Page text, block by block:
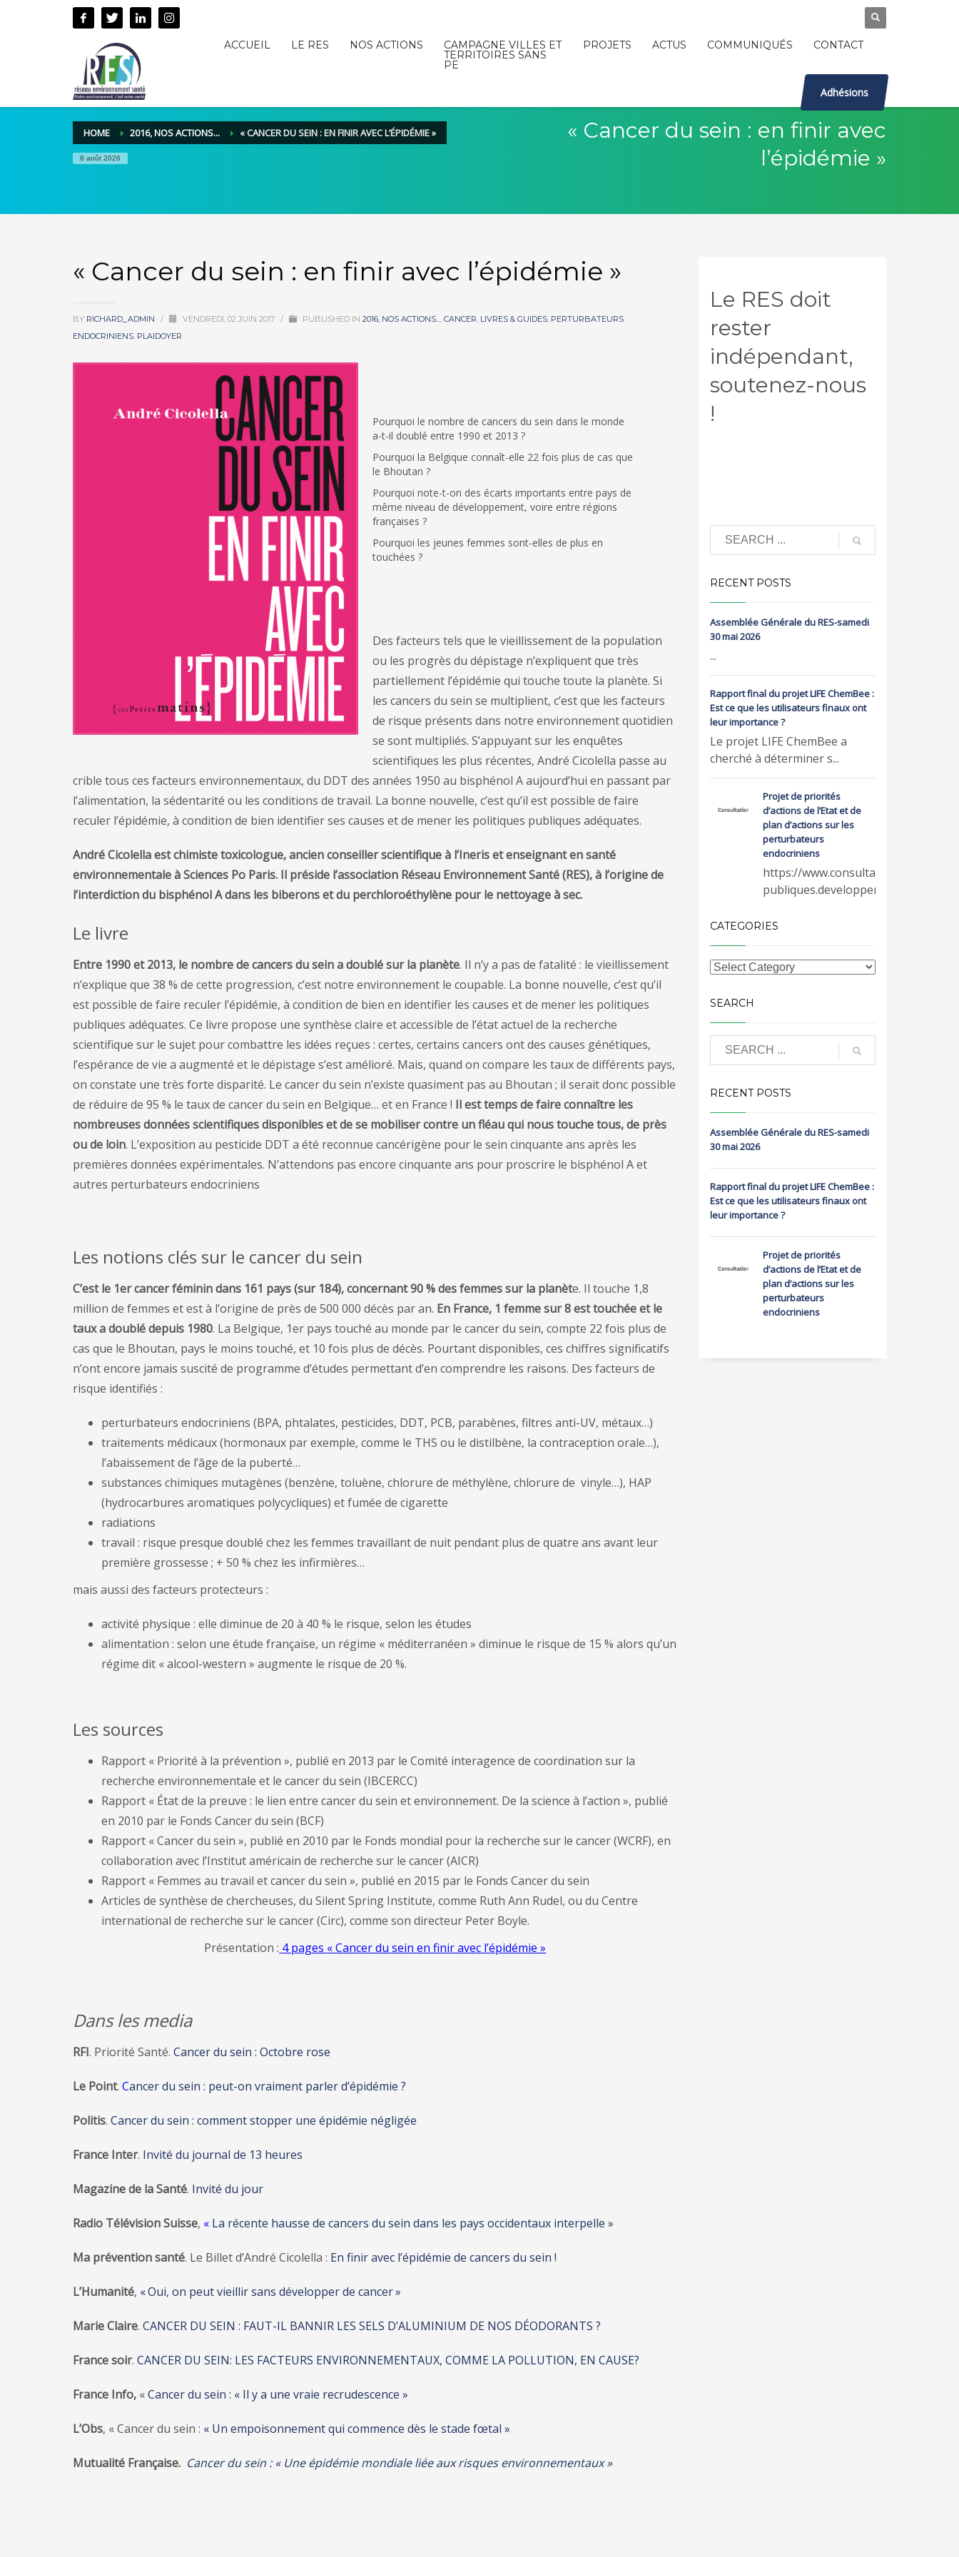
ACCUEIL LE RES NOS ACTIONS CAMPAGNE VILLES ET
TERRITOIRES SANS
PE
PROJETS ACTUS COMMUNIQUÉS CONTACT
Adhésions
HOME 2016, NOS ACTIONS... « CANCER DU SEIN : EN FINIR AVEC L’ÉPIDÉMIE »
8 août 2026
« Cancer du sein : en finir avec
l’épidémie »
« Cancer du sein : en finir avec l’épidémie »
BY RICHARD_ADMIN / VENDREDI, 02 JUIN 2017 / PUBLISHED IN 2016, NOS ACTIONS..., CANCER, LIVRES & GUIDES, PERTURBATEURS
ENDOCRINIENS, PLAIDOYER
Pourquoi le nombre de cancers du sein dans le monde
a-t-il doublé entre 1990 et 2013 ?
Pourquoi la Belgique connaît-elle 22 fois plus de cas que
le Bhoutan ?
Pourquoi note-t-on des écarts importants entre pays de
même niveau de développement, voire entre régions
françaises ?
Pourquoi les jeunes femmes sont-elles de plus en
touchées ?
Des facteurs tels que le vieillissement de la population
ou les progrès du dépistage n’expliquent que très
partiellement l’épidémie qui touche toute la planète. Si
les cancers du sein se multiplient, c’est que les facteurs
de risque présents dans notre environnement quotidien
se sont multipliés. S’appuyant sur les enquêtes
scientifiques les plus récentes, André Cicolella passe au
crible tous ces facteurs environnementaux, du DDT des années 1950 au bisphénol A aujourd’hui en passant par
l’alimentation, la sédentarité ou les conditions de travail. La bonne nouvelle, c’est qu’il est possible de faire
reculer l’épidémie, à condition de bien identifier ses causes et de mener les politiques publiques adéquates.
André Cicolella est chimiste toxicologue, ancien conseiller scientifique à l’Ineris et enseignant en santé
environnementale à Sciences Po Paris. Il préside l’association Réseau Environnement Santé (RES), à l’origine de
l’interdiction du bisphénol A dans les biberons et du perchloroéthylène pour le nettoyage à sec.
Le livre
Entre 1990 et 2013, le nombre de cancers du sein a doublé sur la planète. Il n’y a pas de fatalité : le vieillissement
n’explique que 38 % de cette progression, c’est notre environnement le coupable. La bonne nouvelle, c’est qu’il
est possible de faire reculer l’épidémie, à condition de bien en identifier les causes et de mener les politiques
publiques adéquates. Ce livre propose une synthèse claire et accessible de l’état actuel de la recherche
scientifique sur le sujet pour combattre les idées reçues : certes, certains cancers ont des causes génétiques,
l’espérance de vie a augmenté et le dépistage s’est amélioré. Mais, quand on compare les taux de différents pays,
on constate une très forte disparité. Le cancer du sein n’existe quasiment pas au Bhoutan ; il serait donc possible
de réduire de 95 % le taux de cancer du sein en Belgique… et en France ! Il est temps de faire connaître les
nombreuses données scientifiques disponibles et de se mobiliser contre un fléau qui nous touche tous, de près
ou de loin. L’exposition au pesticide DDT a été reconnue cancérigène pour le sein cinquante ans après les
premières données expérimentales. N’attendons pas encore cinquante ans pour proscrire le bisphénol A et
autres perturbateurs endocriniens
Les notions clés sur le cancer du sein
C’est le 1er cancer féminin dans 161 pays (sur 184), concernant 90 % des femmes sur la planète. Il touche 1,8
million de femmes et est à l’origine de près de 500 000 décès par an. En France, 1 femme sur 8 est touchée et le
taux a doublé depuis 1980. La Belgique, 1er pays touché au monde par le cancer du sein, compte 22 fois plus de
cas que le Bhoutan, pays le moins touché, et 10 fois plus de décès. Pourtant disponibles, ces chiffres significatifs
n’ont encore jamais suscité de programme d’études permettant d’en comprendre les raisons. Des facteurs de
risque identifiés :
perturbateurs endocriniens (BPA, phtalates, pesticides, DDT, PCB, parabènes, filtres anti-UV, métaux…)
traitements médicaux (hormonaux par exemple, comme le THS ou le distilbène, la contraception orale…),
l’abaissement de l’âge de la puberté…
substances chimiques mutagènes (benzène, toluène, chlorure de méthylène, chlorure de vinyle…), HAP
(hydrocarbures aromatiques polycycliques) et fumée de cigarette
radiations
travail : risque presque doublé chez les femmes travaillant de nuit pendant plus de quatre ans avant leur
première grossesse ; + 50 % chez les infirmières…
mais aussi des facteurs protecteurs :
activité physique : elle diminue de 20 à 40 % le risque, selon les études
alimentation : selon une étude française, un régime « méditerranéen » diminue le risque de 15 % alors qu’un
régime dit « alcool-western » augmente le risque de 20 %.
Les sources
Rapport « Priorité à la prévention », publié en 2013 par le Comité interagence de coordination sur la
recherche environnementale et le cancer du sein (IBCERCC)
Rapport « État de la preuve : le lien entre cancer du sein et environnement. De la science à l’action », publié
en 2010 par le Fonds Cancer du sein (BCF)
Rapport « Cancer du sein », publié en 2010 par le Fonds mondial pour la recherche sur le cancer (WCRF), en
collaboration avec l’Institut américain de recherche sur le cancer (AICR)
Rapport « Femmes au travail et cancer du sein », publié en 2015 par le Fonds Cancer du sein
Articles de synthèse de chercheuses, du Silent Spring Institute, comme Ruth Ann Rudel, ou du Centre
international de recherche sur le cancer (Circ), comme son directeur Peter Boyle.
Présentation : 4 pages « Cancer du sein en finir avec l’épidémie »
Dans les media
RFI. Priorité Santé. Cancer du sein : Octobre rose
Le Point. Cancer du sein : peut-on vraiment parler d’épidémie ?
Politis. Cancer du sein : comment stopper une épidémie négligée
France Inter. Invité du journal de 13 heures
Magazine de la Santé. Invité du jour
Radio Télévision Suisse, « La récente hausse de cancers du sein dans les pays occidentaux interpelle »
Ma prévention santé. Le Billet d’André Cicolella : En finir avec l’épidémie de cancers du sein !
L’Humanité, « Oui, on peut vieillir sans développer de cancer »
Marie Claire. CANCER DU SEIN : FAUT-IL BANNIR LES SELS D’ALUMINIUM DE NOS DÉODORANTS ?
France soir. CANCER DU SEIN: LES FACTEURS ENVIRONNEMENTAUX, COMME LA POLLUTION, EN CAUSE?
France Info, «Cancer du sein : « Il y a une vraie recrudescence »
L’Obs, « Cancer du sein : « Un empoisonnement qui commence dès le stade fœtal »
Mutualité Française. Cancer du sein : « Une épidémie mondiale liée aux risques environnementaux »
Le RES doit
rester
indépendant,
soutenez-nous
!
RECENT POSTS
Assemblée Générale du RES-samedi
30 mai 2026
...
Rapport final du projet LIFE ChemBee :
Est ce que les utilisateurs finaux ont
leur importance ?
Le projet LIFE ChemBee a
cherché à déterminer s...
Projet de priorités
d’actions de l’Etat et de
plan d’actions sur les
perturbateurs
endocriniens
https://www.consultations-
publiques.developpeme...
CATEGORIES
SEARCH
RECENT POSTS
Assemblée Générale du RES-samedi
30 mai 2026
Rapport final du projet LIFE ChemBee :
Est ce que les utilisateurs finaux ont
leur importance ?
Projet de priorités
d’actions de l’Etat et de
plan d’actions sur les
perturbateurs
endocriniens